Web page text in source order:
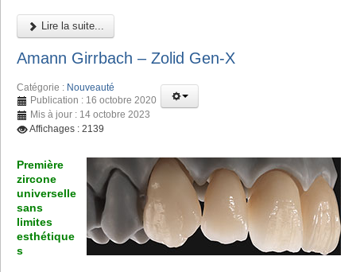
Lire la suite...
Amann Girrbach – Zolid Gen-X
Catégorie : Nouveauté
Publication : 16 octobre 2020
Mis à jour : 14 octobre 2023
Affichages : 2139
Première
zircone
universelle
sans
limites
esthétique
s